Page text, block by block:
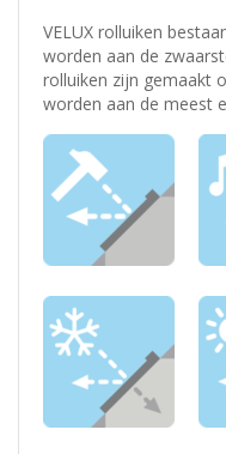
VELUX rolluiken
worden aan de
rolluiken zijn gemaakt
worden aan de meest